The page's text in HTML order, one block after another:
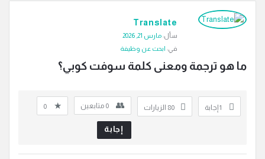
دليل
الترجمة
أسئلة
Translate
سأل:مارس 21, 2026
في: ابحث عن وظيفة
ما هو ترجمة ومعنى كلمة سوفت كوبي؟
‫1 إجابة 80 الزيارات 0 متابعين 0
إجابة